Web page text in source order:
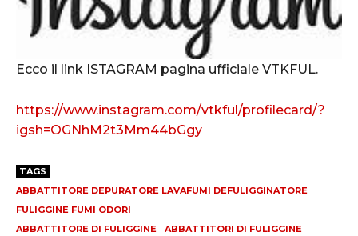
Ecco il link ISTAGRAM pagina ufficiale VTKFUL.
https://www.instagram.com/vtkful/profilecard/?
igsh=OGNhM2t3Mm44bGgy
TAGS
ABBATTITORE DEPURATORE LAVAFUMI DEFULIGGINATORE
FULIGGINE FUMI ODORI
ABBATTITORE DI FULIGGINE
ABBATTITORI DI FULIGGINE